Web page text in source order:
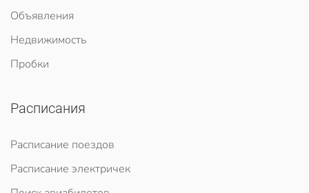
Объявления
Недвижимость
Пробки
Расписания
Расписание поездов
Расписание электричек